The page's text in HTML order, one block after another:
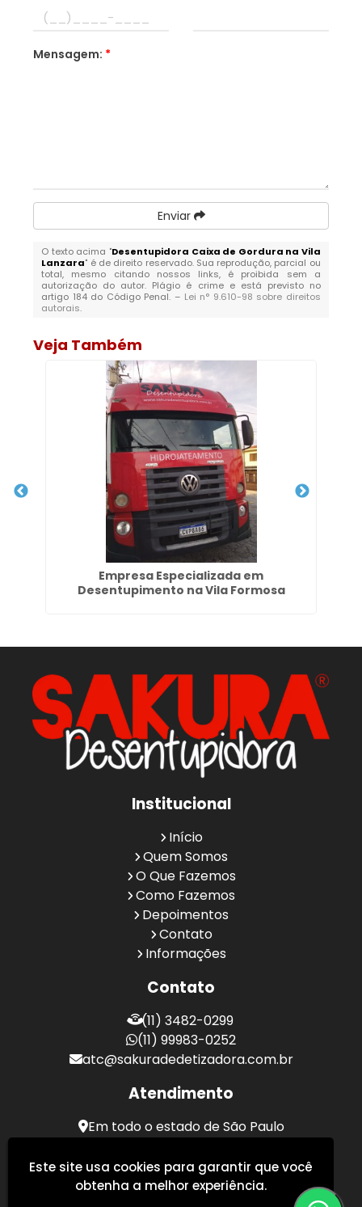
Mensagem: *
Enviar
O texto acima "Desentupidora Caixa de Gordura na Vila
Lanzara" é de direito reservado. Sua reprodução, parcial ou
total, mesmo citando nossos links, é proibida sem a
autorização do autor. Plágio é crime e está previsto no
artigo 184 do Código Penal. – Lei n° 9.610-98 sobre direitos
autorais.
Veja Também
Empresa Especializada em
Desentupimento na Vila Formosa
Institucional
Início
Quem Somos
O Que Fazemos
Como Fazemos
Depoimentos
Contato
Informações
Contato
(11) 3482-0299
(11) 99983-0252
atc@sakuradedetizadora.com.br
Atendimento
Em todo o estado de São Paulo
Este site usa cookies para garantir que você
obtenha a melhor experiência.